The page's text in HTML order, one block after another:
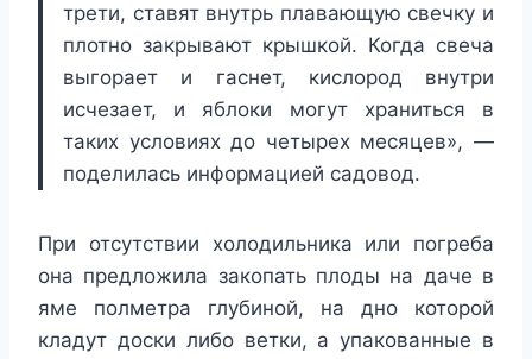
трети, ставят внутрь плавающую свечку и
плотно закрывают крышкой. Когда свеча
выгорает и гаснет, кислород внутри
исчезает, и яблоки могут храниться в
таких условиях до четырех месяцев», —
поделилась информацией садовод.
При отсутствии холодильника или погреба
она предложила закопать плоды на даче в
яме полметра глубиной, на дно которой
кладут доски либо ветки, а упакованные в